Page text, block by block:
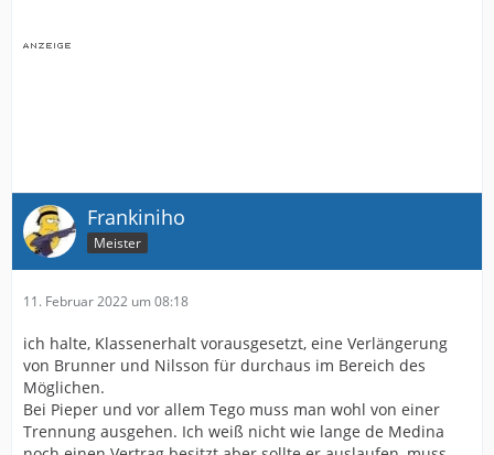
Frankiniho
Meister
11. Februar 2022 um 08:18
ich halte, Klassenerhalt vorausgesetzt, eine Verlängerung
von Brunner und Nilsson für durchaus im Bereich des
Möglichen.
Bei Pieper und vor allem Tego muss man wohl von einer
Trennung ausgehen. Ich weiß nicht wie lange de Medina